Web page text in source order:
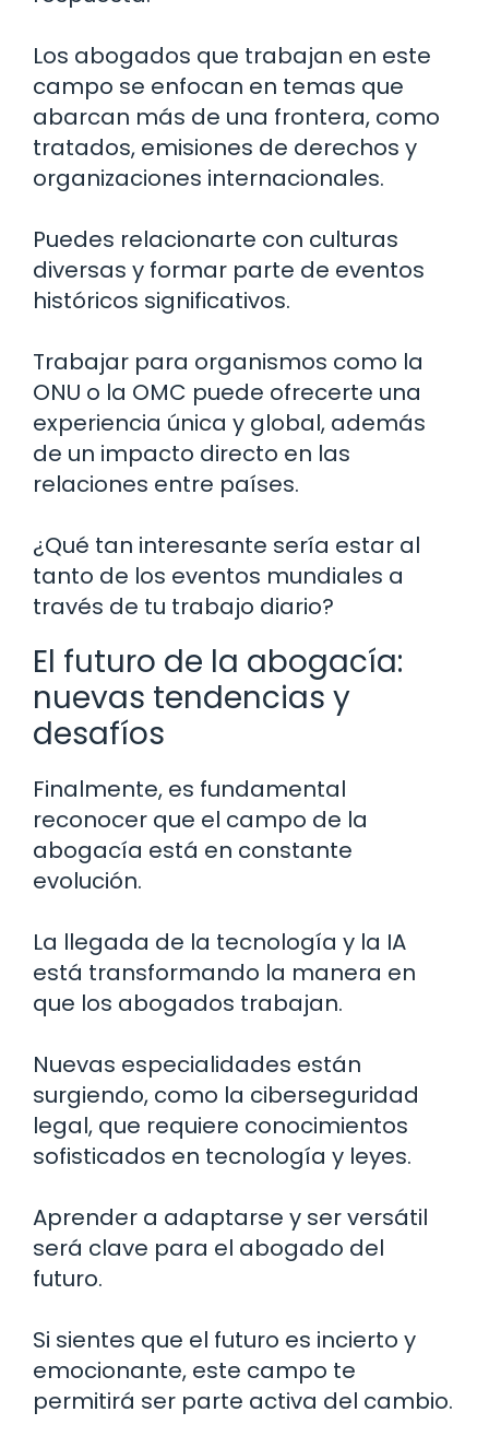
Los abogados que trabajan en este
campo se enfocan en temas que
abarcan más de una frontera, como
tratados, emisiones de derechos y
organizaciones internacionales.
Puedes relacionarte con culturas
diversas y formar parte de eventos
históricos significativos.
Trabajar para organismos como la
ONU o la OMC puede ofrecerte una
experiencia única y global, además
de un impacto directo en las
relaciones entre países.
¿Qué tan interesante sería estar al
tanto de los eventos mundiales a
través de tu trabajo diario?
El futuro de la abogacía:
nuevas tendencias y
desafíos
Finalmente, es fundamental
reconocer que el campo de la
abogacía está en constante
evolución.
La llegada de la tecnología y la IA
está transformando la manera en
que los abogados trabajan.
Nuevas especialidades están
surgiendo, como la ciberseguridad
legal, que requiere conocimientos
sofisticados en tecnología y leyes.
Aprender a adaptarse y ser versátil
será clave para el abogado del
futuro.
Si sientes que el futuro es incierto y
emocionante, este campo te
permitirá ser parte activa del cambio.